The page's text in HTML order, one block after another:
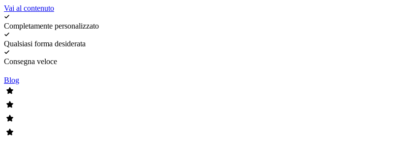
Vai al contenuto
Completamente personalizzato
Qualsiasi forma desiderata
Consegna veloce
Blog